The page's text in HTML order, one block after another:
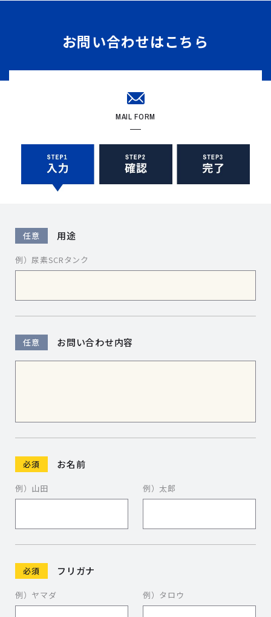
お問い合わせはこちら
MAIL FORM
任意 用途
例）尿素SCRタンク
任意 お問い合わせ内容
必須 お名前
例）山田 例）太郎
必須 フリガナ
例）ヤマダ 例）タロウ